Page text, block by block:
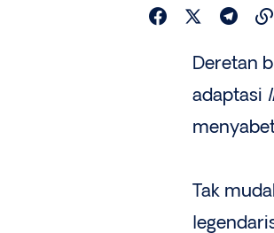
Deretan
adaptasi
Tak